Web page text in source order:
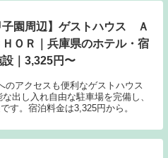
子園周辺】ゲストハウス Ａ
ＨＯＲ｜兵庫県のホテル・宿
｜3,325円〜
のアクセスも便利なゲストハウス
出し入れ自由な駐車場を完備し、
す。宿泊料金は3,325円から。